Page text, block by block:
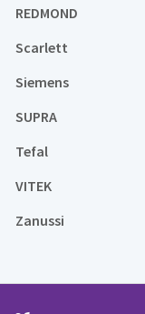
REDMOND
Scarlett
Siemens
SUPRA
Tefal
VITEK
Zanussi